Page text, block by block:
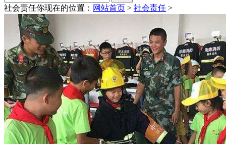
社会责任你现在的位置： 网站首页 > 社会责任 >